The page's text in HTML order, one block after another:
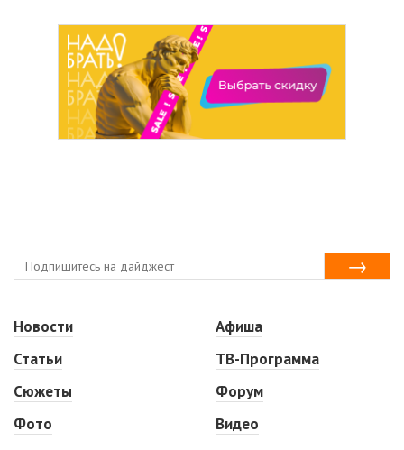
Новости
Статьи
Сюжеты
Фото
Афиша
ТВ-Программа
Форум
Видео